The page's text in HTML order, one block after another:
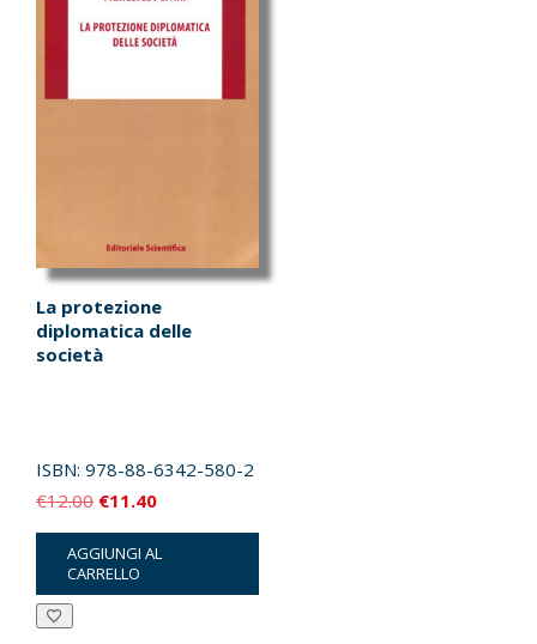
La protezione
diplomatica delle
società
ISBN: 978-88-6342-580-2
€12.00 Il
prezzo
originale
era:
€11.40Il
prezzo
attuale
è:
AGGIUNGI AL
CARRELLO